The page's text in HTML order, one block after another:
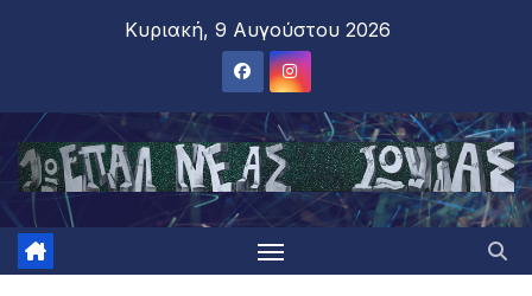
Κυριακή, 9 Αυγούστου 2026